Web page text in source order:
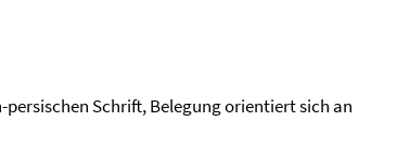
Schrift, Belegung orientiert sich an